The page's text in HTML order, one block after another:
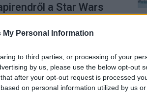
My Personal Information
to third parties, or processing of your
by us, please use the below opt-out
after your opt-out request is processed
on personal information utilized by us
a Star Wars
jövője?